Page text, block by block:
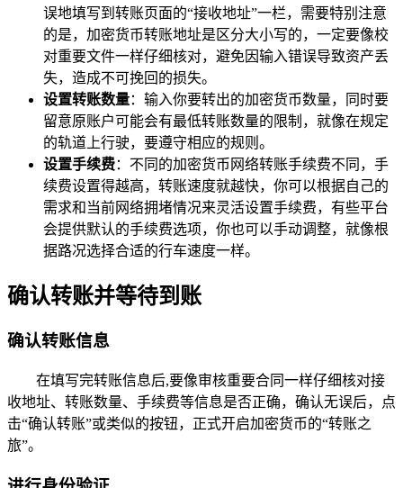
误地填写到转账页面的“接收地址”一栏，需要特别注意
的是，加密货币转账地址是区分大小写的，一定要像校
对重要文件一样仔细核对，避免因输入错误导致资产丢
失，造成不可挽回的损失。
设置转账数量：输入你要转出的加密货币数量，同时要
留意原账户可能会有最低转账数量的限制，就像在规定
的轨道上行驶，要遵守相应的规则。
设置手续费：不同的加密货币网络转账手续费不同，手
续费设置得越高，转账速度就越快，你可以根据自己的
需求和当前网络拥堵情况来灵活设置手续费，有些平台
会提供默认的手续费选项，你也可以手动调整，就像根
据路况选择合适的行车速度一样。
确认转账并等待到账
确认转账信息
在填写完转账信息后,要像审核重要合同一样仔细核对接
收地址、转账数量、手续费等信息是否正确，确认无误后，点
击“确认转账”或类似的按钮，正式开启加密货币的“转账之
旅”。